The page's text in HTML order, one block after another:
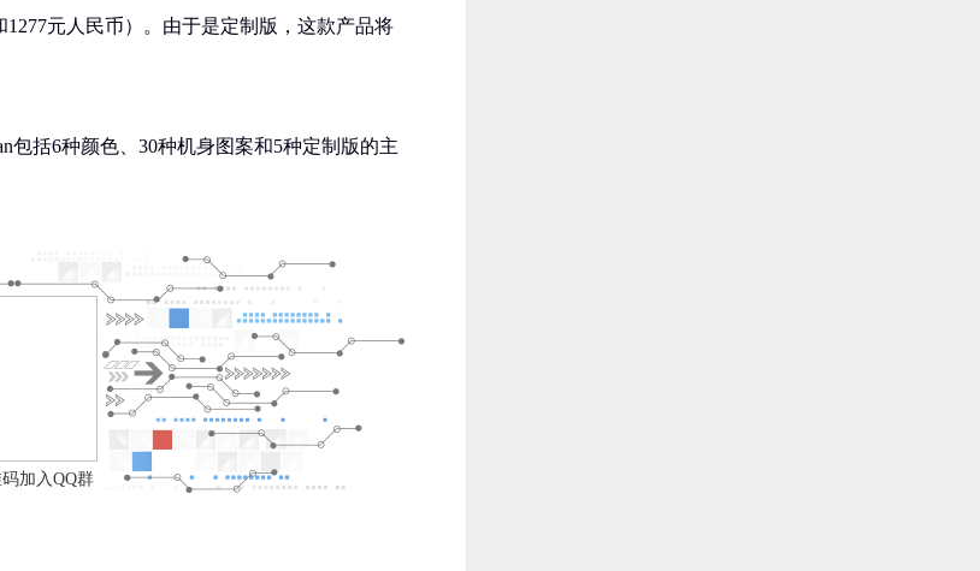
1277元人民币）。由于是定制版，这款产品将
包括6种颜色、30种机身图案和5种定制版的主
加入QQ群